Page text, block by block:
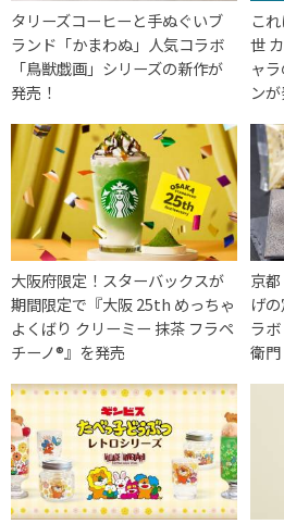
タリーズコーヒーと手ぬぐいブ
ランド「かまわぬ」人気コラボ
「鳥獣戯画」シリーズの新作が
発売！
こ
世
ャ
ン
大阪府限定！スターバックスが
期間限定で『大阪 25th めっちゃ
よくばり クリーミー 抹茶 フラペ
チーノ®』を発売
京
げ
ラ
衛